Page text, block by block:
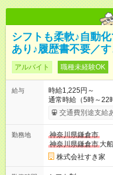
シフトも柔軟♪自動
あり♪履歴書不要／
アルバイト 職種未経験OK
給与
時給1,225円～
通常時給（5時～22
1625円 高校生時給：1225円 【特別手当】早
00）時給+150円 【試用期間】試用期間あり 試用期間の長さ：1
30日（※条件変更な
ただきます。 研修
交通費別途支給
勤務地
神奈川県鎌倉市
神奈川県鎌倉市 大
株式会社すき家